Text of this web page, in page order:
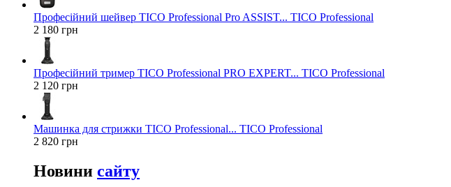
Професійний шейвер TICO Professional Pro ASSIST... TICO Professional
2 180 грн
Професійний тример TICO Professional PRO EXPERT... TICO Professional
2 120 грн
Машинка для стрижки TICO Professional... TICO Professional
2 820 грн
Новини сайту